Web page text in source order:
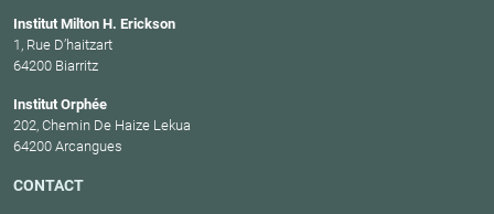
Institut Milton H. Erickson
1, Rue D’haitzart
64200 Biarritz
Institut Orphée
202, Chemin De Haize Lekua
64200 Arcangues
CONTACT